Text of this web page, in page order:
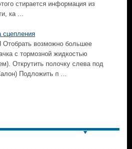
стирается информация из
ка ...
сцепления
возможно большее
с тормозной жидкостью
Открутить полочку слева под
Подложить п ...